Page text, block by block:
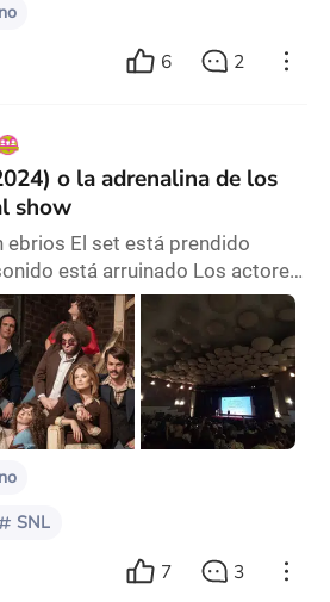
6 2
o la adrenalina de los
show
El set está prendido
está arruinado Los actores
físicamente (entre ellos) El
revuelta Ellos tienen 90
de baja el programa
leyendo esta reseña, es porque
o quizás alguna vez lo
pero si no tenes idea de qué
SNL
7 3